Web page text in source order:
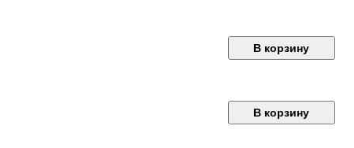
В корзину
В корзину